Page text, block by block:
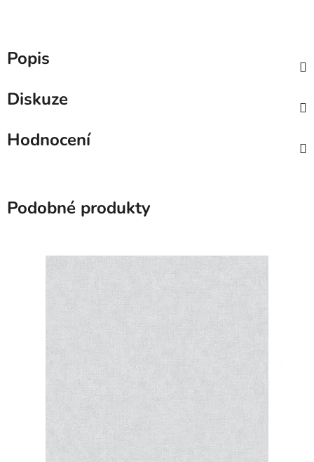
Popis
Diskuze
Hodnocení
Podobné produkty